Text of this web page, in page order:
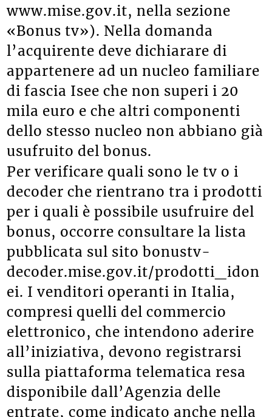
www.mise.gov.it, nella sezione
«Bonus tv»). Nella domanda
l’acquirente deve dichiarare di
appartenere ad un nucleo familiare
di fascia Isee che non superi i 20
mila euro e che altri componenti
dello stesso nucleo non abbiano già
usufruito del bonus.
Per verificare quali sono le tv o i
decoder che rientrano tra i prodotti
per i quali è possibile usufruire del
bonus, occorre consultare la lista
pubblicata sul sito bonustv-
decoder.mise.gov.it/prodotti_idon
ei. I venditori operanti in Italia,
compresi quelli del commercio
elettronico, che intendono aderire
all’iniziativa, devono registrarsi
sulla piattaforma telematica resa
disponibile dall’Agenzia delle
entrate, come indicato anche nella